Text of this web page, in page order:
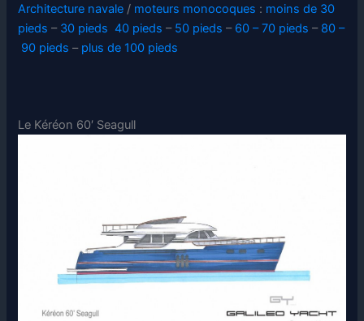
Architecture navale / moteurs monocoques : moins de 30
pieds – 30 pieds 40 pieds – 50 pieds – 60 – 70 pieds – 80 –
90 pieds – plus de 100 pieds
Le Kéréon 60′ Seagull